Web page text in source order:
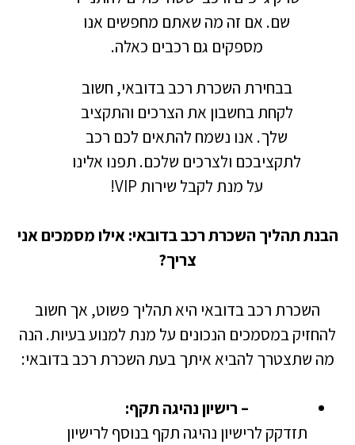
שם. אם זה מה שאתם מחפשים אנו
מספקים גם רכבים כאלה.
בבחירת השכרת רכב בדובאי, חשוב
לקחת בחשבון את הצרכים והתקציב
שלך. אנו נשמח להתאים לכם רכב
לתקציבכם ולצרכים שלכם. תפנו אלינו
על מנת לקבל שירות VIP!
הבנת תהליך השכרת רכב בדובאי: אילו מסמכים אני
צריך?
השכרת רכב בדובאי היא תהליך פשוט, אך חשוב
להחזיק במסמכים הנכונים על מנת למנוע בעיות. הנה
מה שתצטרך להביא איתך בעת השכרת רכב בדובאי:
– רישיון נהיגה תקף:
תזדקק לרישיון נהיגה תקף בנוסף לרישיון